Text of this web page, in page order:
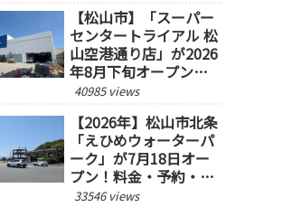
【松山市】「スーパー
センタートライアル 松
山空港通り店」が2026
年8月下旬オープン予
定！
40985 views
【2026年】松山市北条
「えひめウォーターパ
ーク」が7月18日オー
プン！料金・予約・営
業時間を紹介
33546 views